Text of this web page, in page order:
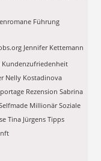
Führung
Jennifer Kettemann
Kundenzufriedenheit
Nelly Kostadinova
Rezension Sabrina
Millionär Soziale
Tina Jürgens Tipps